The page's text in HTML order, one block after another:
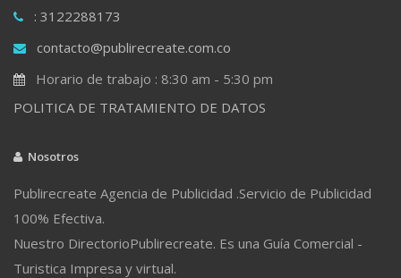
: 3122288173
contacto@publirecreate.com.co
Horario de trabajo : 8:30 am - 5:30 pm
POLITICA DE TRATAMIENTO DE DATOS
Nosotros
Publirecreate Agencia de Publicidad .Servicio de Publicidad
100% Efectiva.
Nuestro DirectorioPublirecreate. Es una Guía Comercial -
Turistica Impresa y virtual.